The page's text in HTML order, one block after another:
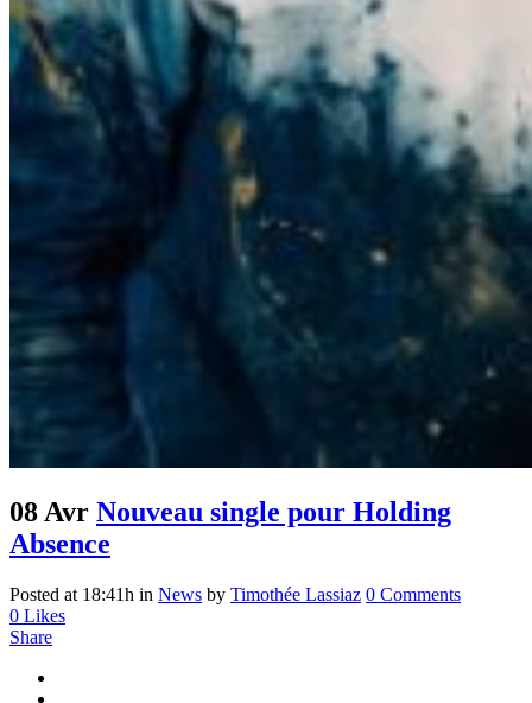
08 Avr Nouveau single pour Holding
Absence
Posted at 18:41h in News by Timothée Lassiaz 0 Comments
0 Likes
Share